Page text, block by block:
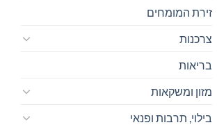
זירת המומחים
צרכנות
בריאות
מזון ומשקאות
בילוי, תרבות ופנאי